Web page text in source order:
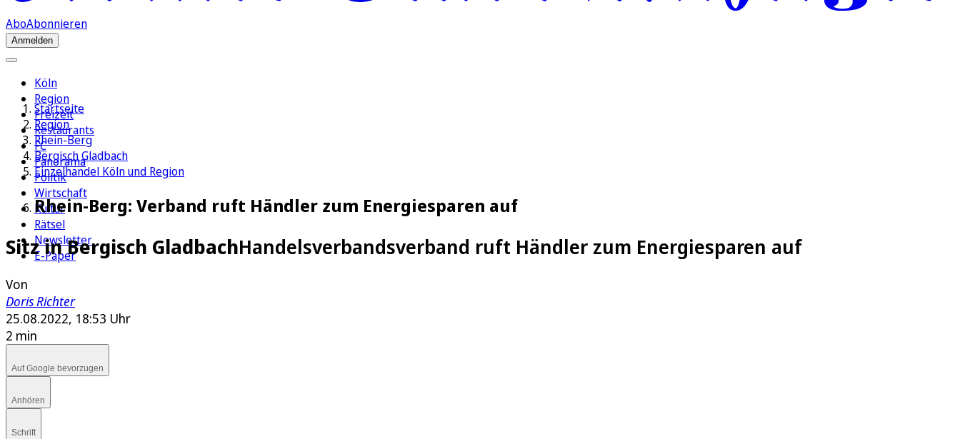
AboAbonnieren
Anmelden
Köln
Region
Freizeit
Restaurants
FC
Panorama
Politik
Wirtschaft
Kultur
Rätsel
Newsletter
E-Paper
Startseite
Region
Rhein-Berg
Bergisch Gladbach
Einzelhandel Köln und Region
Rhein-Berg: Verband ruft Händler zum Energiesparen auf
Sitz in Bergisch GladbachHandelsverbandsverband ruft Händler zum Energiesparen auf
Von
Doris Richter
25.08.2022, 18:53 Uhr
2 min
Auf Google bevorzugen
Anhören
Schrift